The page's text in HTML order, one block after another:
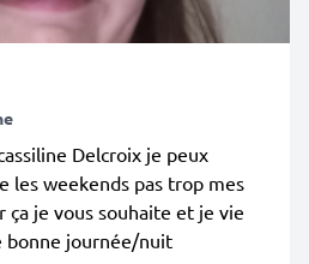
Delcroix je peux
les weekends pas trop mes
ça je vous souhaite et je vie
bonne journée/nuit